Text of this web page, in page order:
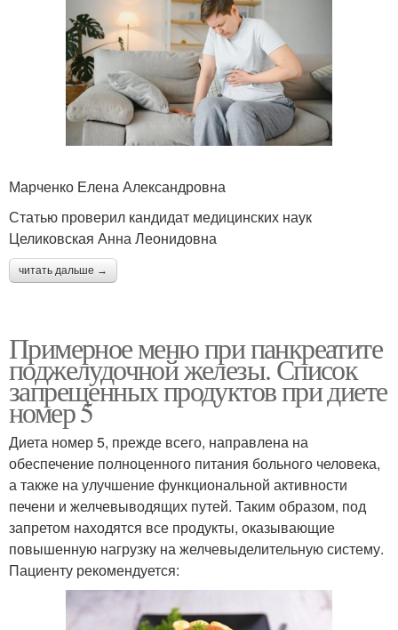
Марченко Елена Александровна
Статью проверил кандидат медицинских наук
Целиковская Анна Леонидовна
читать дальше →
Примерное меню при панкреатите
поджелудочной железы. Список
запрещенных продуктов при диете
номер 5
Диета номер 5, прежде всего, направлена на
обеспечение полноценного питания больного человека,
а также на улучшение функциональной активности
печени и желчевыводящих путей. Таким образом, под
запретом находятся все продукты, оказывающие
повышенную нагрузку на желчевыделительную систему.
Пациенту рекомендуется: